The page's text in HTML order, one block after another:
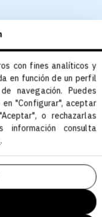
con fines analíticos y
en función de un perfil
navegación. Puedes
"Configurar", aceptar
o rechazarlas
información consulta
.